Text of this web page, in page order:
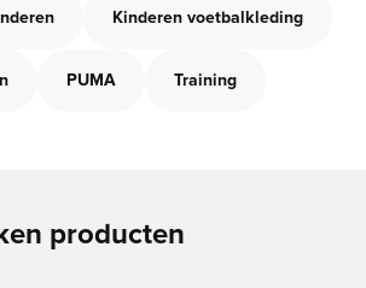
Kinderen voetbalkleding
PUMA Training
producten